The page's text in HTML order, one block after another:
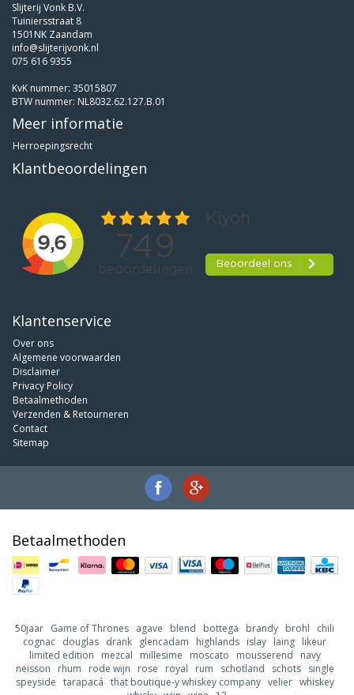
Slijterij Vonk B.V.
Tuiniersstraat 8
1501NK Zaandam
info@slijterijvonk.nl
075 616 9355
KvK nummer: 35015807
BTW nummer: NL8032.62.127.B.01
Meer informatie
Herroepingsrecht
Klantbeoordelingen
Klantenservice
Over ons
Algemene voorwaarden
Disclaimer
Privacy Policy
Betaalmethoden
Verzenden & Retourneren
Contact
Sitemap
Betaalmethoden
50jaar Game of Thrones agave blend bottega brandy brohl
chili
cognac douglas drank glencadam highlands islay laing likeur
limited edition
mezcal millesime moscato mousserend
navy
neisson
rhum rode wijn rose royal rum schotland schots
single
speyside tarapacá that boutique-y whiskey company velier whiskey